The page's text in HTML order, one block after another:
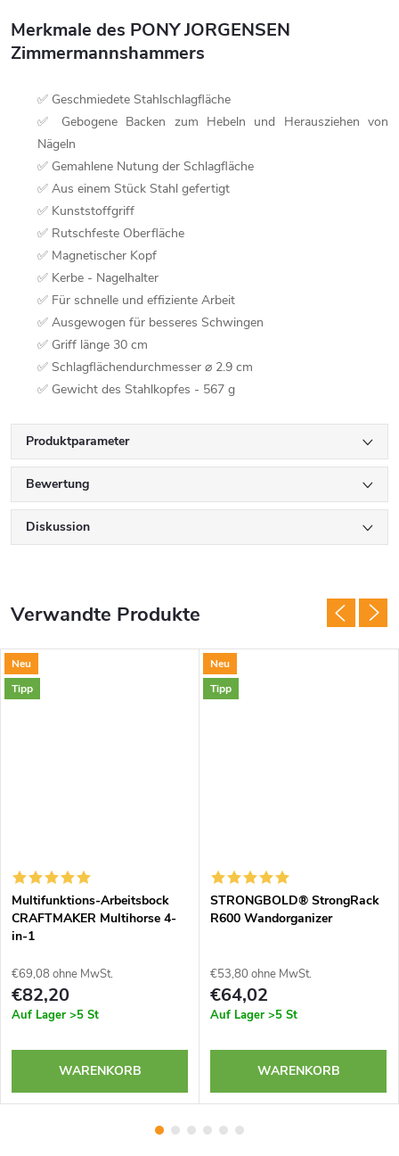
Merkmale des PONY JORGENSEN
Zimmermannshammers
✅ Geschmiedete Stahlschlagfläche
✅ Gebogene Backen zum Hebeln und Herausziehen von
Nägeln
✅ Gemahlene Nutung der Schlagfläche
✅ Aus einem Stück Stahl gefertigt
✅ Kunststoffgriff
✅ Rutschfeste Oberfläche
✅ Magnetischer Kopf
✅ Kerbe - Nagelhalter
✅ Für schnelle und effiziente Arbeit
✅ Ausgewogen für besseres Schwingen
✅ Griff länge 30 cm
✅ Schlagflächendurchmesser ⌀ 2.9 cm
✅ Gewicht des Stahlkopfes - 567 g
Produktparameter
Bewertung
Diskussion
Verwandte Produkte
Neu
Tipp
Multifunktions-Arbeitsbock
CRAFTMAKER Multihorse 4-
in-1
€69,08 ohne MwSt.
€82,20
Auf Lager >5 St
WARENKORB
Neu
Tipp
STRONGBOLD® StrongRack
R600 Wandorganizer
€53,80 ohne MwSt.
€64,02
Auf Lager >5 St
WARENKORB